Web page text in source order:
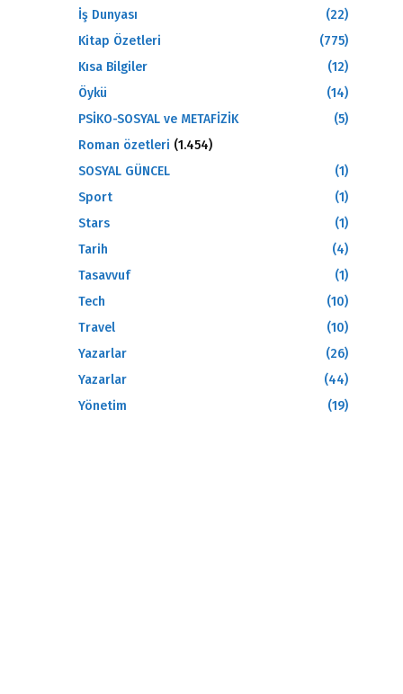
İş Dunyası
(22)
Kitap Özetleri
(775)
Kısa Bilgiler
(12)
Öykü
(14)
PSİKO-SOSYAL ve METAFİZİK
(5)
Roman özetleri (1.454)
SOSYAL GÜNCEL
(1)
Sport
(1)
Stars
(1)
Tarih
(4)
Tasavvuf
(1)
Tech
(10)
Travel
(10)
Yazarlar
(26)
Yazarlar
(44)
Yönetim
(19)